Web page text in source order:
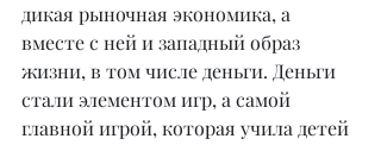
дикая рыночная экономика, а
вместе с ней и западный образ
жизни, в том числе деньги. Деньги
стали элементом игр, а самой
главной игрой, которая учила детей